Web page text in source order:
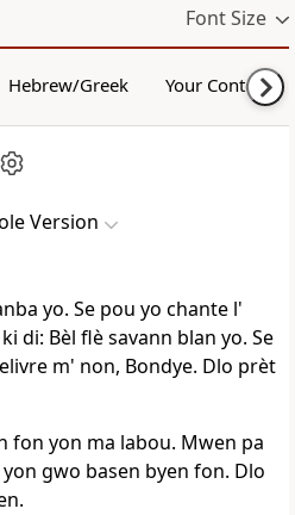
Font Size
Hebrew/Greek Your Content
Version
yo. Se pou yo chante l'
di: Bèl flè savann blan yo. Se
m' non, Bondye. Dlo prèt
fon yon ma labou. Mwen pa
gwo basen byen fon. Dlo